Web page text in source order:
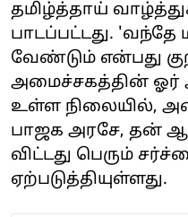
தமிழ்த்தாய்
பாடப்பட்டது. 'வந்தே
வேண்டும் என்பது
அமைச்சகத்தின்
உள்ள நிலையில்,
பாஜக அரசே, தன்
விட்டது பெரும்
ஏற்படுத்தியுள்ளது.